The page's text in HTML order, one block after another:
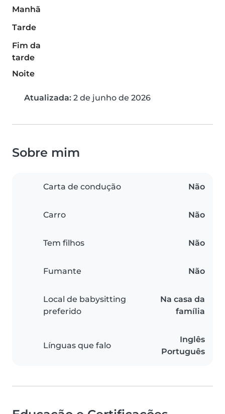
Manhã
Tarde
Fim da
tarde
Noite
Atualizada: 2 de junho de 2026
Sobre mim
Carta de condução Não
Carro Não
Tem filhos Não
Fumante Não
Local de babysitting
preferido
Na casa da
família
Línguas que falo
Inglês
Português